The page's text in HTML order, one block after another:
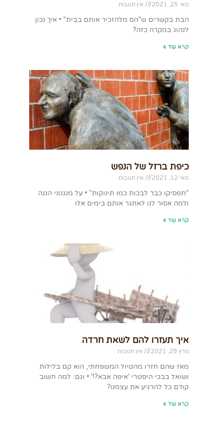
מאי 25, 2021 אין תגובות
הבת בקשרים ש"הס מלהזכיר אותם בבית" • איך נכון
לנהוג במקרה כזה?
קרא עוד »
כיפת ברזל של הנפש
מאי 12, 2021 אין תגובות
”תפסיקו כבר לבכות כמו תינוקות” • על מנגנוני הגנה
ולמה אסור לנו לאתגר אותם בימים אלו
קרא עוד »
איך תעזרו להם לשאת חרדה
מרץ 29, 2021 אין תגובות
מאז שהם חזרו מהטיול המשפחתי, הוא קם בלילות
ושואל בבכי היסטרי 'איפה אבא?!' • וגם: למה חשוב
קודם כל להרגיע את עצמנו?
קרא עוד »